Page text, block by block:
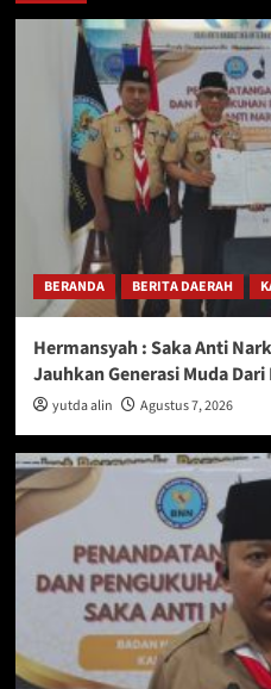
BERANDA BERITA DAERAH
Hermansyah : Saka Anti
Jauhkan Generasi Muda
yutda alin Agustus 7, 2026